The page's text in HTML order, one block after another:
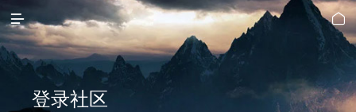
 
登录社区